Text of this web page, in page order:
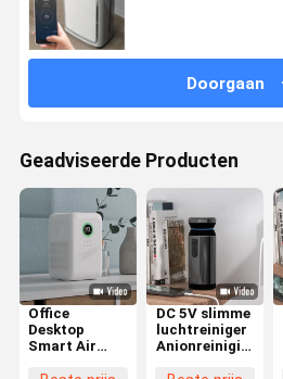
Doorgaan
Geadviseerde Producten
Office
Desktop
Smart Air
DC 5V slimme
luchtreiniger
Anionreiniging